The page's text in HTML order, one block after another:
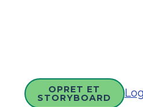
OPRET ET
STORYBOARD